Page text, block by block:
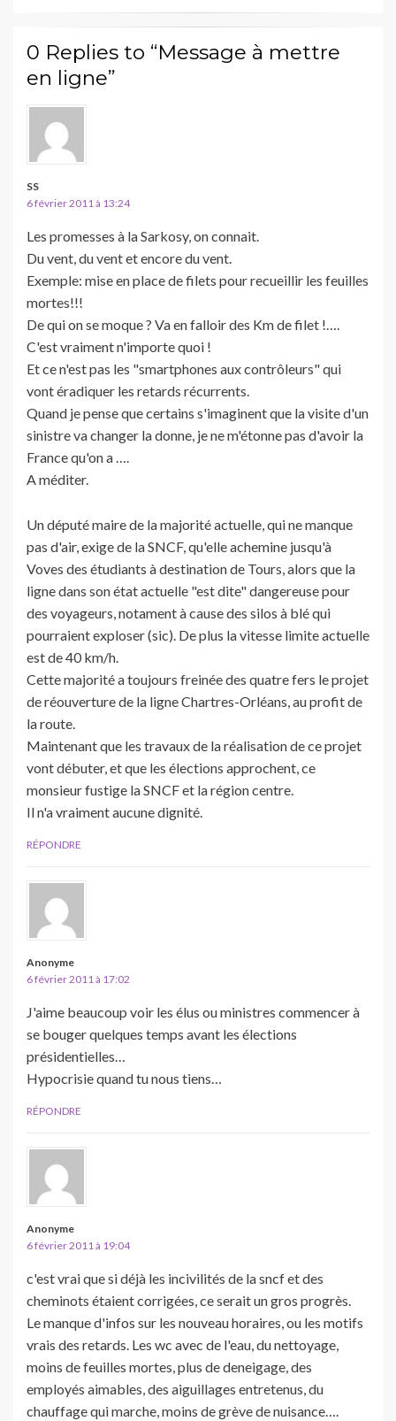
0 Replies to “Message à mettre
en ligne”
SS
6 février 2011 à 13:24
Les promesses à la Sarkosy, on connait.
Du vent, du vent et encore du vent.
Exemple: mise en place de filets pour recueillir les feuilles
mortes!!!
De qui on se moque ? Va en falloir des Km de filet !….
C'est vraiment n'importe quoi !
Et ce n'est pas les "smartphones aux contrôleurs" qui
vont éradiquer les retards récurrents.
Quand je pense que certains s'imaginent que la visite d'un
sinistre va changer la donne, je ne m'étonne pas d'avoir la
France qu'on a ….
A méditer.
Un député maire de la majorité actuelle, qui ne manque
pas d'air, exige de la SNCF, qu'elle achemine jusqu'à
Voves des étudiants à destination de Tours, alors que la
ligne dans son état actuelle "est dite" dangereuse pour
des voyageurs, notament à cause des silos à blé qui
pourraient exploser (sic). De plus la vitesse limite actuelle
est de 40 km/h.
Cette majorité a toujours freinée des quatre fers le projet
de réouverture de la ligne Chartres-Orléans, au profit de
la route.
Maintenant que les travaux de la réalisation de ce projet
vont débuter, et que les élections approchent, ce
monsieur fustige la SNCF et la région centre.
Il n'a vraiment aucune dignité.
RÉPONDRE
Anonyme
6 février 2011 à 17:02
J'aime beaucoup voir les élus ou ministres commencer à
se bouger quelques temps avant les élections
présidentielles…
Hypocrisie quand tu nous tiens…
RÉPONDRE
Anonyme
6 février 2011 à 19:04
c'est vrai que si déjà les incivilités de la sncf et des
cheminots étaient corrigées, ce serait un gros progrès.
Le manque d'infos sur les nouveau horaires, ou les motifs
vrais des retards. Les wc avec de l'eau, du nettoyage,
moins de feuilles mortes, plus de deneigage, des
employés aimables, des aiguillages entretenus, du
chauffage qui marche, moins de grève de nuisance….